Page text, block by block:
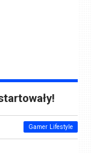
Gamer Lifestyle